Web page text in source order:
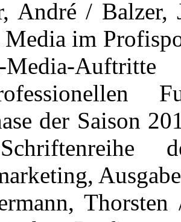
André / Balzer,
Media im
Media-
der Saison